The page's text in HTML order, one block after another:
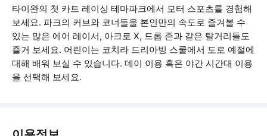
타이완의 첫 카트 레이싱 테마파크에서 모터 스포츠를 경험해
보세요. 파크의 커브와 코너들을 본인만의 속도로 즐겨볼 수
있는 많은 에어 레이서, 아크로 X, 드롭 존과 같은 탈거리들도
즐거 보세요. 어린이는 코치라 드리아빙 스쿨에서 도로 예절에
대해 배워 보실 수 있습니다. 데이 이용 혹은 야간 시간대 이용
을 선택해 보세요.